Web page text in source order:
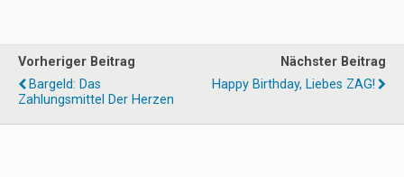
Vorheriger Beitrag
Bargeld: Das
Zahlungsmittel Der Herzen
Nächster Beitrag
Happy Birthday, Liebes ZAG!